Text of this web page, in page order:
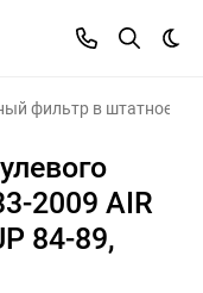
фильтр в штатное
2009 AIR
84-89,